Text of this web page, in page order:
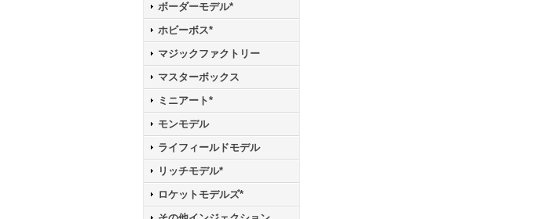
ボーダーモデル*
ホビーボス*
マジックファクトリー
マスターボックス
ミニアート*
モンモデル
ライフィールドモデル
リッチモデル*
ロケットモデルズ*